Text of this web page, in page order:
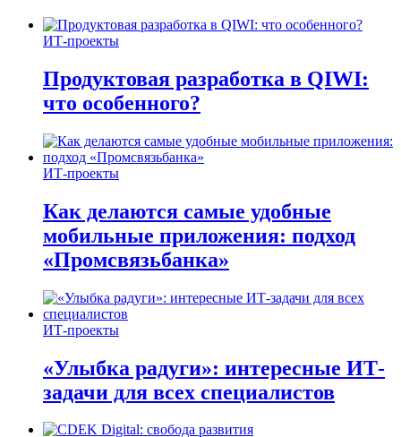
ИТ-проекты
Продуктовая разработка в QIWI:
что особенного?
ИТ-проекты
Как делаются самые удобные
мобильные приложения: подход
«Промсвязьбанка»
ИТ-проекты
«Улыбка радуги»: интересные ИТ-
задачи для всех специалистов